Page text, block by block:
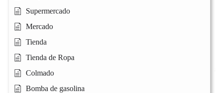
Supermercado
Mercado
Tienda
Tienda de Ropa
Colmado
Bomba de gasolina